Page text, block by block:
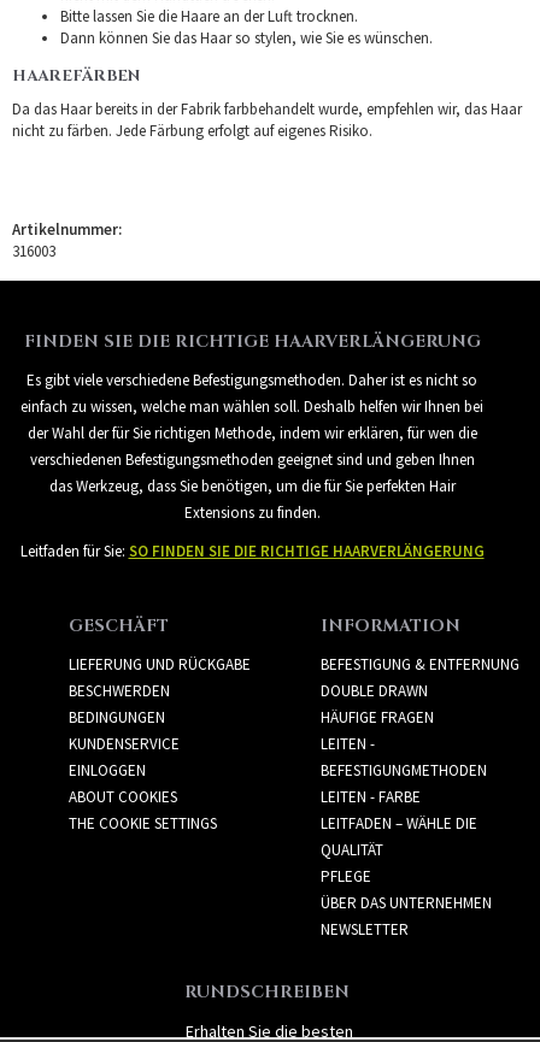
Bitte lassen Sie die Haare an der Luft trocknen.
Dann können Sie das Haar so stylen, wie Sie es wünschen.
HAAREFÄRBEN
Da das Haar bereits in der Fabrik farbbehandelt wurde, empfehlen wir, das Haar
nicht zu färben. Jede Färbung erfolgt auf eigenes Risiko.
Artikelnummer:
316003
FINDEN SIE DIE RICHTIGE HAARVERLÄNGERUNG
Es gibt viele verschiedene Befestigungsmethoden. Daher ist es nicht so
einfach zu wissen, welche man wählen soll. Deshalb helfen wir Ihnen bei
der Wahl der für Sie richtigen Methode, indem wir erklären, für wen die
verschiedenen Befestigungsmethoden geeignet sind und geben Ihnen
das Werkzeug, dass Sie benötigen, um die für Sie perfekten Hair
Extensions zu finden.
Leitfaden für Sie: SO FINDEN SIE DIE RICHTIGE HAARVERLÄNGERUNG
GESCHÄFT
LIEFERUNG UND RÜCKGABE
BESCHWERDEN
BEDINGUNGEN
KUNDENSERVICE
EINLOGGEN
ABOUT COOKIES
THE COOKIE SETTINGS
INFORMATION
BEFESTIGUNG & ENTFERNUNG
DOUBLE DRAWN
HÄUFIGE FRAGEN
LEITEN -
BEFESTIGUNGMETHODEN
LEITEN - FARBE
LEITFADEN – WÄHLE DIE
QUALITÄT
PFLEGE
ÜBER DAS UNTERNEHMEN
NEWSLETTER
RUNDSCHREIBEN
Erhalten Sie die besten